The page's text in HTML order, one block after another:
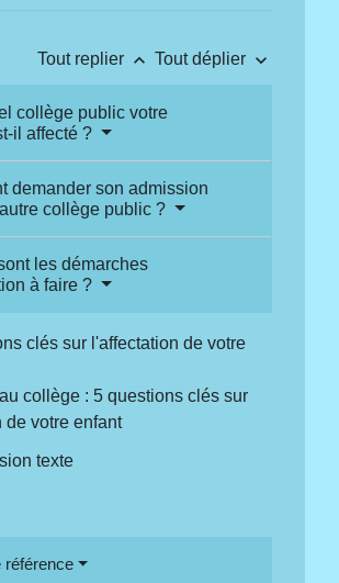
Tout replier keyboard_arrow_up Tout déplier keyboard_arrow_down
collège public votre
il affecté ?
demander son admission
collège public ?
les démarches
à faire ?
collège : 5 questions clés sur
de votre enfant
texte
référence